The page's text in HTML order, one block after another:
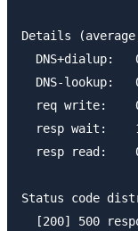
Details
  DNS+dialup:	0.0087 secs, 0.0194 secs, 13.0460 secs
  DNS-lookup:	0.0051 secs, 0.0000 secs, 0.0520 secs
  req write:	0.0000 secs, 0.0000 secs, 0.0009 secs
  resp wait:	1.2440 secs, 0.0193 secs, 12.9546 secs
  resp read:	0.0000 secs, 0.0000 secs, 0.0007 secs
Status code